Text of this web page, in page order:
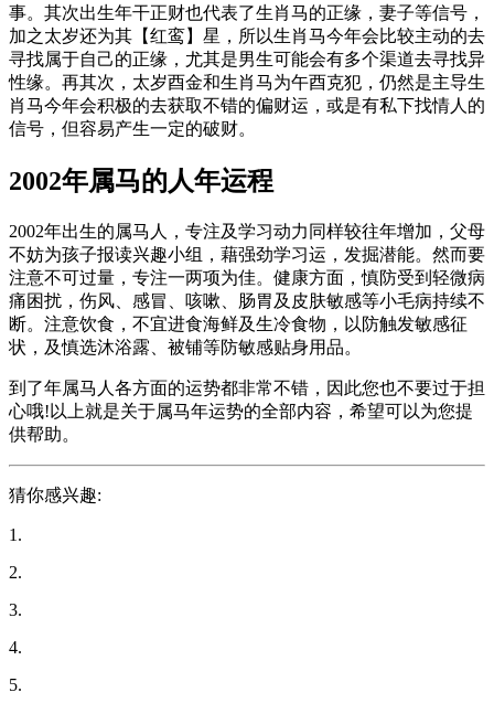
事。其次出生年干正财也代表了生肖马的正缘，妻子等信号，
加之太岁还为其【红鸾】星，所以生肖马今年会比较主动的去
寻找属于自己的正缘，尤其是男生可能会有多个渠道去寻找异
性缘。再其次，太岁酉金和生肖马为午酉克犯，仍然是主导生
肖马今年会积极的去获取不错的偏财运，或是有私下找情人的
信号，但容易产生一定的破财。
2002年属马的人年运程
2002年出生的属马人，专注及学习动力同样较往年增加，父母
不妨为孩子报读兴趣小组，藉强劲学习运，发掘潜能。然而要
注意不可过量，专注一两项为佳。健康方面，慎防受到轻微病
痛困扰，伤风、感冒、咳嗽、肠胃及皮肤敏感等小毛病持续不
断。注意饮食，不宜进食海鲜及生冷食物，以防触发敏感征
状，及慎选沐浴露、被铺等防敏感贴身用品。
到了年属马人各方面的运势都非常不错，因此您也不要过于担
心哦!以上就是关于属马年运势的全部内容，希望可以为您提
供帮助。
猜你感兴趣:
1.
2.
3.
4.
5.